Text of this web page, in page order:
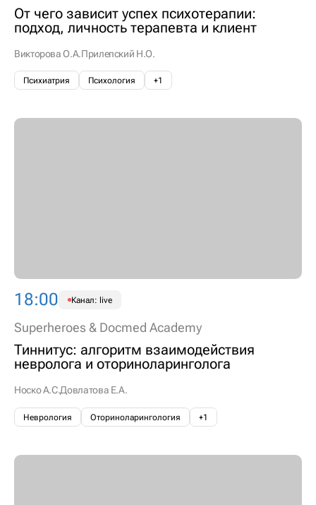
От чего зависит успех психотерапии:
подход, личность терапевта и клиент
Викторова О.А.Прилепский Н.О.
Психиатрия Психология +1
18:00 Канал: live
Superheroes & Docmed Academy
Тиннитус: алгоритм взаимодействия
невролога и оториноларинголога
Носко А.С.Довлатова Е.А.
Неврология Оториноларингология +1